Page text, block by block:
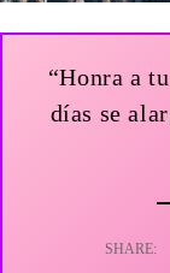
“Honra a
días se